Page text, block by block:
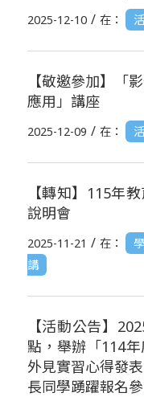
2025-12-10 / 在：
【敬邀參加】「
應用」講座
2025-12-09 / 在：
【轉知】115年
說明會
2025-11-21 / 在：
講
【活動公告】
點，舉辦「114
外見實習心得發
長同學踴躍報名